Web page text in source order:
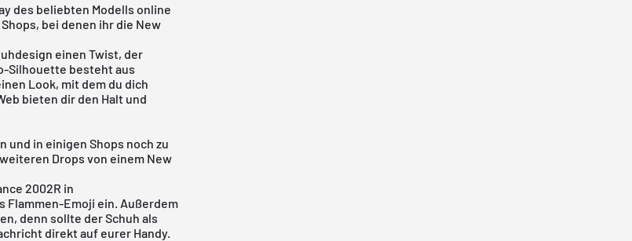
des beliebten Modells online
bei denen ihr die New
einen Twist, der
Silhouette besteht aus
Look, mit dem du dich
bieten dir den Halt und
und in einigen Shops noch zu
Drops von einem New
2002R in
Flammen-Emoji ein. Außerdem
denn sollte der Schuh als
direkt auf eurer Handy.